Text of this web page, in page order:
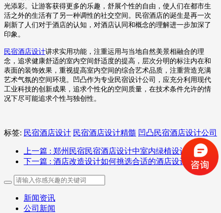
光添彩。让游客获得更多的乐趣，舒展个性的自由，使人们在都市生
活之外的生活有了另一种调性的社交空间。民宿酒店的诞生是再一次
刷新了人们对于酒店的认知，对酒店认同和概念的理解进一步加深了
印象。
民宿酒店设计讲求实用功能，注重运用与当地自然美景相融合的理
念，追求健康舒适的室内空间舒适度的提高，层次分明的标注内在和
表面的装饰效果，重视提高室内空间的综合艺术品质，注重营造充满
艺术气氛的空间环境。凹凸作为专业民宿设计公司，应充分利用现代
工业科技的创新成果，追求个性化的空间质量，在技术条件允许的情
况下尽可能追求个性与独创性。
标签: 民宿酒店设计 民宿酒店设计精髓 凹凸民宿酒店设计公司
上一篇 : 郑州民宿民宿酒店设计中室内绿植设计与选择
下一篇 : 酒店改造设计如何挑选合适的酒店设计公司
新闻资讯
公司新闻